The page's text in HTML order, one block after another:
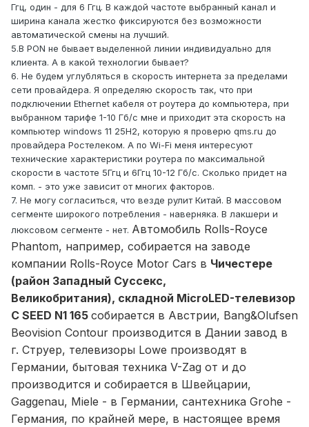
Ггц, один - для 6 Ггц. В каждой частоте выбранный канал и
ширина канала жестко фиксируются без возможности
автоматической смены на лучший.
5.В PON не бывает выделенной линии индивидуально для
клиента. А в какой технологии бывает?
6. Не будем углубляться в скорость интернета за пределами
сети провайдера. Я определяю скорость так, что при
подключении Ethernet кабеля от роутера до компьютера, при
выбранном тарифе 1-10 Гб/с мне и приходит эта скорость на
компьютер windows 11 25H2, которую я проверю qms.ru до
провайдера Ростелеком. А по Wi-Fi меня интересуют
технические характеристики роутера по максимальной
скорости в частоте 5Ггц и 6Ггц 10-12 Гб/с. Сколько придет на
комп. - это уже зависит от многих факторов.
7. Не могу согласиться, что везде рулит Китай. В массовом
сегменте широкого потребления - наверняка. В лакшери и
люксовом сегменте - нет. Автомобиль Rolls-Royce
Phantom, например, собирается на заводе
компании Rolls-Royce Motor Cars в Чичестере
(район Западный Суссекс,
Великобритания), складной MicroLED-телевизор
C SEED N1 165 собирается в Австрии, Bang&Olufsen
Beovision Contour производится в Дании завод в
г. Струер, телевизоры Lowe производят в
Германии, бытовая техника V-Zag от и до
производится и собирается в Швейцарии,
Gaggenau, Miele - в Германии, сантехника Grohe -
Германия, по крайней мере, в настоящее время